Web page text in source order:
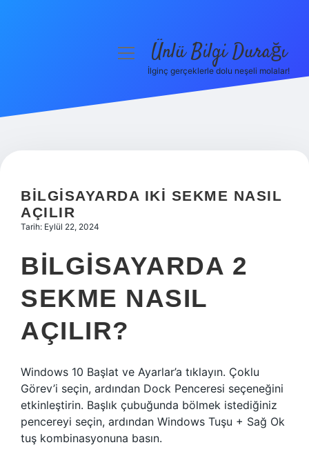
Hakkımızda
menüyüÜnlü Bilgi Durağı
İlginç gerçeklerle dolu neşeli molalar!
BILGISAYARDA IKI SEKME NASIL
AÇILIR
Tarih: Eylül 22, 2024
BILGISAYARDA 2
SEKME NASIL
AÇILIR?
Windows 10 Başlat ve Ayarlar’a tıklayın. Çoklu
Görev’i seçin, ardından Dock Penceresi seçeneğini
etkinleştirin. Başlık çubuğunda bölmek istediğiniz
pencereyi seçin, ardından Windows Tuşu + Sağ Ok
tuş kombinasyonuna basın.